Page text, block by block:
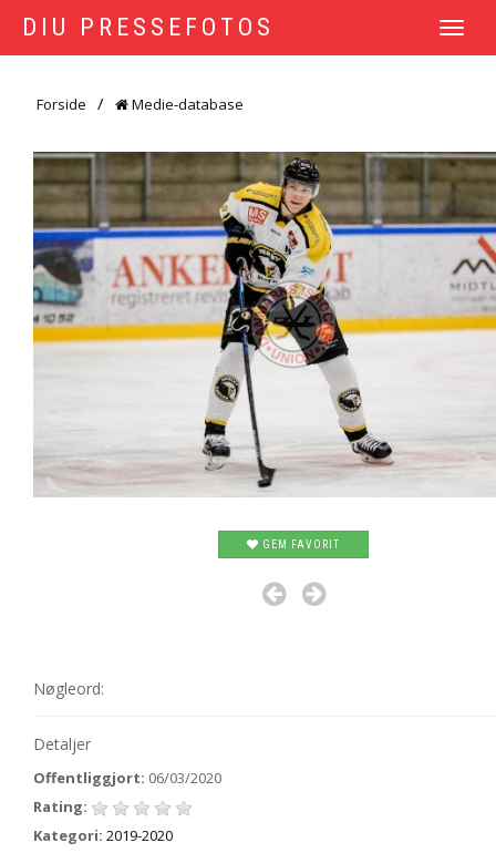
DIU PRESSEFOTOS
TOGGLE
Forside Medie-database
GEM FAVORIT
Nøgleord:
Detaljer
Offentliggjort: 06/03/2020
Rating:
Kategori: 2019-2020